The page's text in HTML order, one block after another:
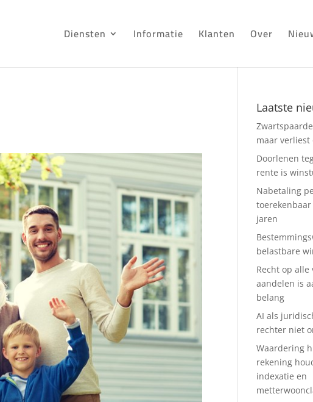
Diensten Informatie Klanten Over
Laatste
maar verliest
Doorlenen
rente is
Nabetaling
jaren
belastbare
Recht op
aandelen is
belang
AI als
rechter niet
Waardering
rekening
indexatie en